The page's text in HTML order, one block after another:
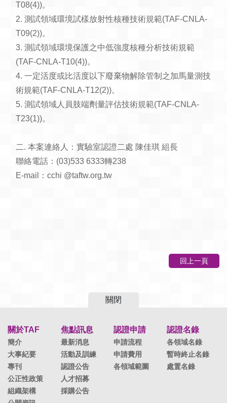
T08(4))。
2. 測試領域環境試樣放射性核種技術規範(TAF-CNLA-
T09(2))。
3. 測試領域環境保護之中低強度核種分析技術規範
(TAF-CNLA-T10(4))。
4. 一定活度或比活度以下廢棄物解除管制之加馬量測技
術規範(TAF-CNLA-T12(2))。
5. 測試領域人員肢端劑量評估技術規範(TAF-CNLA-
T23(1))。
二. 本案連絡人：實驗室認證二處 陳佳琪 組長
聯絡電話：(03)533 6333轉238
E-mail：cchi @taftw.org.tw
回上一頁
關閉
關於TAF
簡介
大事紀要
專刊
公正性政策
組織架構
焦點訊息
最新消息
活動及訓練
認證公告
人才招募
採購公告
認證申請
申請流程
申請費用
各領域範圍
認證名錄
各領域名錄
暫時終止名錄
處置名錄